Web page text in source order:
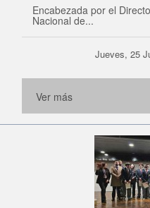
Encabezada por el
Nacional de...
Jueves, 25
Ver más